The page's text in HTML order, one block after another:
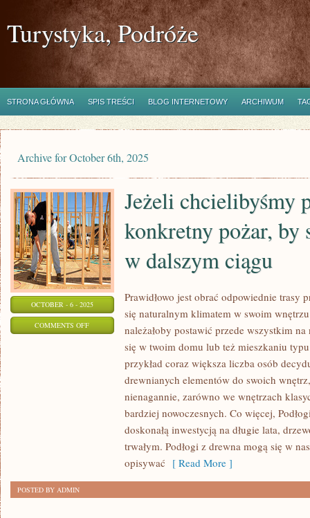
Turystyka, Podróże
STRONA GŁÓWNA SPIS TREŚCI BLOG INTERNETOWY ARCHIWUM
Archive for October 6th, 2025
OCTOBER - 6 - 2025
COMMENTS OFFON
POWSTRZYMAĆ
KONKRETNY
NIE
DOSTAŁ
Jeżeli chcielibyśmy
konkretny pożar, by
w dalszym ciągu
Prawidłowo jest obrać odpowiednie trasy
się naturalnym klimatem w swoim
należałoby postawić przede wszystkim
się w twoim domu lub też mieszkaniu typu
przykład coraz większa liczba osób
drewnianych elementów do swoich
nienagannie, zarówno we wnętrzach
bardziej nowoczesnych. Co więcej,
doskonałą inwestycją na długie lata,
trwałym. Podłogi z drewna mogą się w
opisywać [ Read More ]
POSTED BY ADMIN